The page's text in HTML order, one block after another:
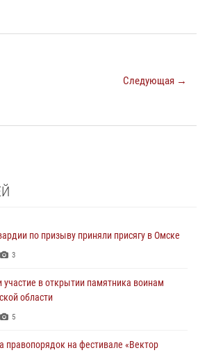
Следующая →
по призыву приняли присягу в Омске
3
в открытии памятника воинам
области
5
правопорядок на фестивале «Вектор